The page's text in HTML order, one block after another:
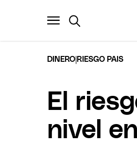
DINERO RIESGO PAIS
El
nivel